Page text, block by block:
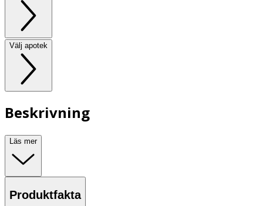
Välj apotek
Beskrivning
Läs mer
Produktfakta